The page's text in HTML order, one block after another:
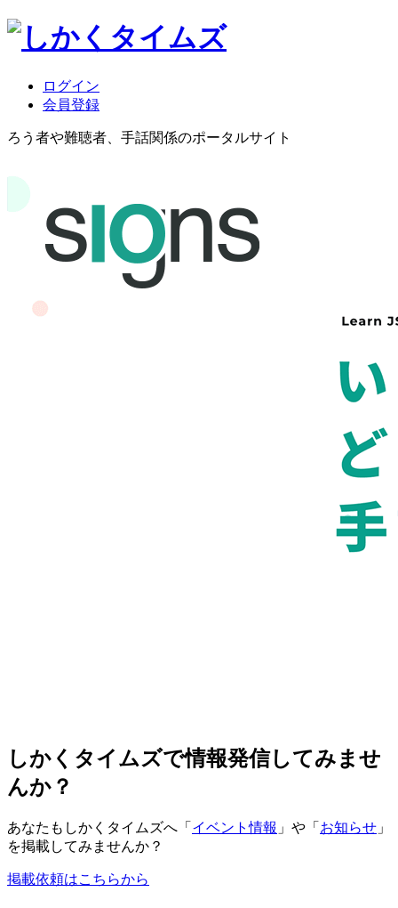
ログイン
会員登録
ろう者や難聴者、手話関係のポータルサイト
しかくタイムズで情報発信してみませ
んか？
あなたもしかくタイムズへ「 イベント情報 」や「 お知らせ 」
を掲載してみませんか？
掲載依頼はこちらから